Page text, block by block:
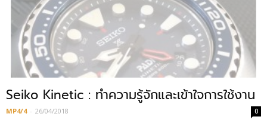
Seiko Kinetic : ทำความรู้จักและเข้าใจการใช้งาน
MP4/4 - 26/04/2018 0